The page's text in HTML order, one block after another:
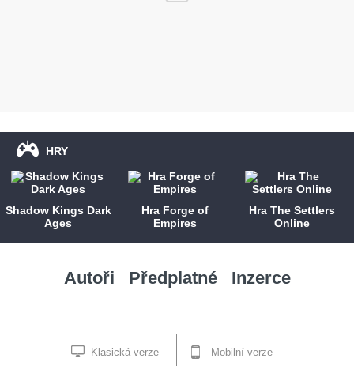
HRY
Shadow Kings Dark
Ages
Hra Forge of
Empires
Hra The Settlers
Online
Autoři Předplatné Inzerce
Klasická verze Mobilní verze